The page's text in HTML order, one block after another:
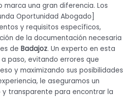
una gran diferencia. Los
Oportunidad Abogado]
y requisitos específicos,
de la documentación necesaria
de Badajoz. Un experto en esta
paso, evitando errores que
y maximizando sus posibilidades
le aseguramos un
transparente para encontrar la